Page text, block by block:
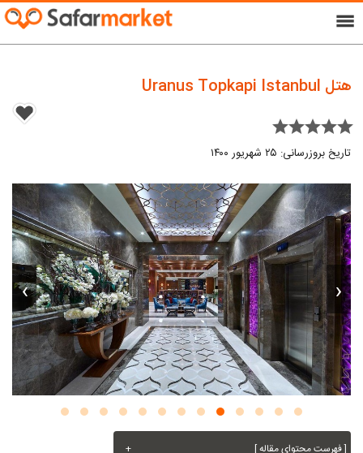
menu
هتل Uranus Topkapi Istanbul
star star star star star
تاریخ بروزرسانی: ۲۵ شهریور ۱۴۰۰
‹
›
[ فهرست محتوای مقاله ] +